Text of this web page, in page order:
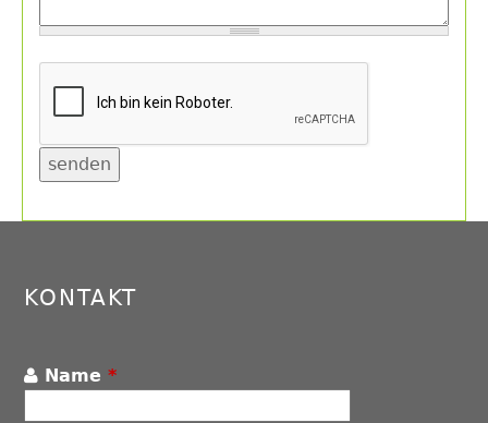
to
KONTAKT
Name*